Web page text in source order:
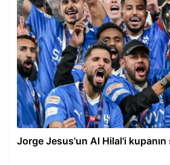
Jorge Jesus'un Al Hilal'i